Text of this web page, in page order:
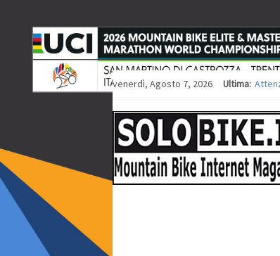
venerdì, Agosto 7, 2026 Ultima:
35ª